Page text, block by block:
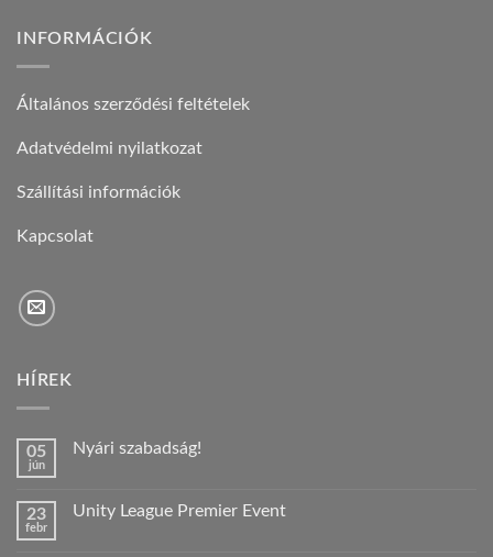
INFORMÁCIÓK
Általános szerződési feltételek
Adatvédelmi nyilatkozat
Szállítási információk
Kapcsolat
HÍREK
05
jún
Nyári szabadság!
Nyári
23
febr
Unity League Premier Event